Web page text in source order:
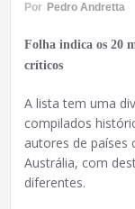
Por Pedro Andretta
Folha indica os 20
críticos
A lista tem uma
compilados
autores de países
Austrália, com
diferentes.